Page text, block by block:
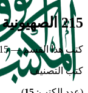
215 الصهيونية والماسونية ..
كتب هذا القسم — 15 كتاب متوفر
كتب التصنيف